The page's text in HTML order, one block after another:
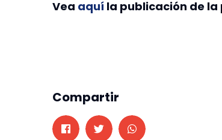
Vea aquí la publicación de la
Compartir